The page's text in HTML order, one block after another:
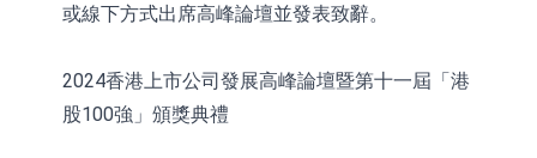
或線下方式出席高峰論壇並發表致辭。
2024香港上市公司發展高峰論壇暨第十一屆「港
股100強」頒獎典禮